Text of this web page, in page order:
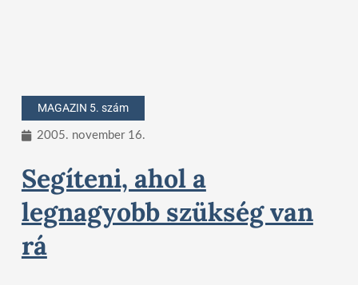
MAGAZIN 5. szám
2005. november 16.
Segíteni, ahol a
legnagyobb szükség van
rá